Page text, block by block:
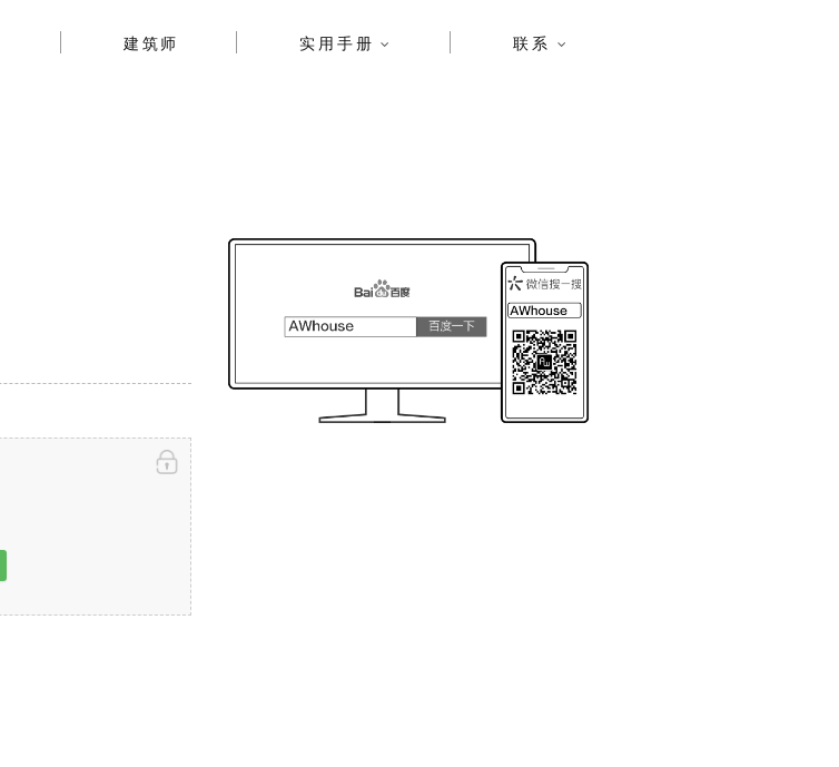
建筑师 实用手册 联系